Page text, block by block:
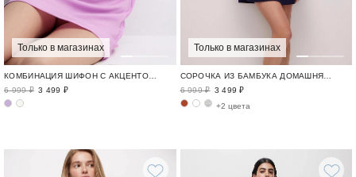
Только в магазинах
КОМБИНАЦИЯ ШИФОН С АКЦЕНТОМ / FLEUR DELICATE
6 999 ₽ 3 499 ₽
Только в магазинах
6 999 ₽ 3 499 ₽
+2 цвета